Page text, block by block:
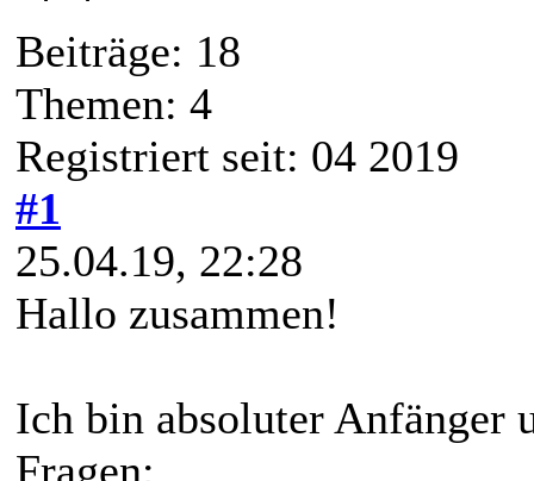
Beiträge: 18
Themen: 4
Registriert seit: 04 2019
#1
25.04.19, 22:28
Hallo zusammen!
Ich bin absoluter Anfänger
Fragen: